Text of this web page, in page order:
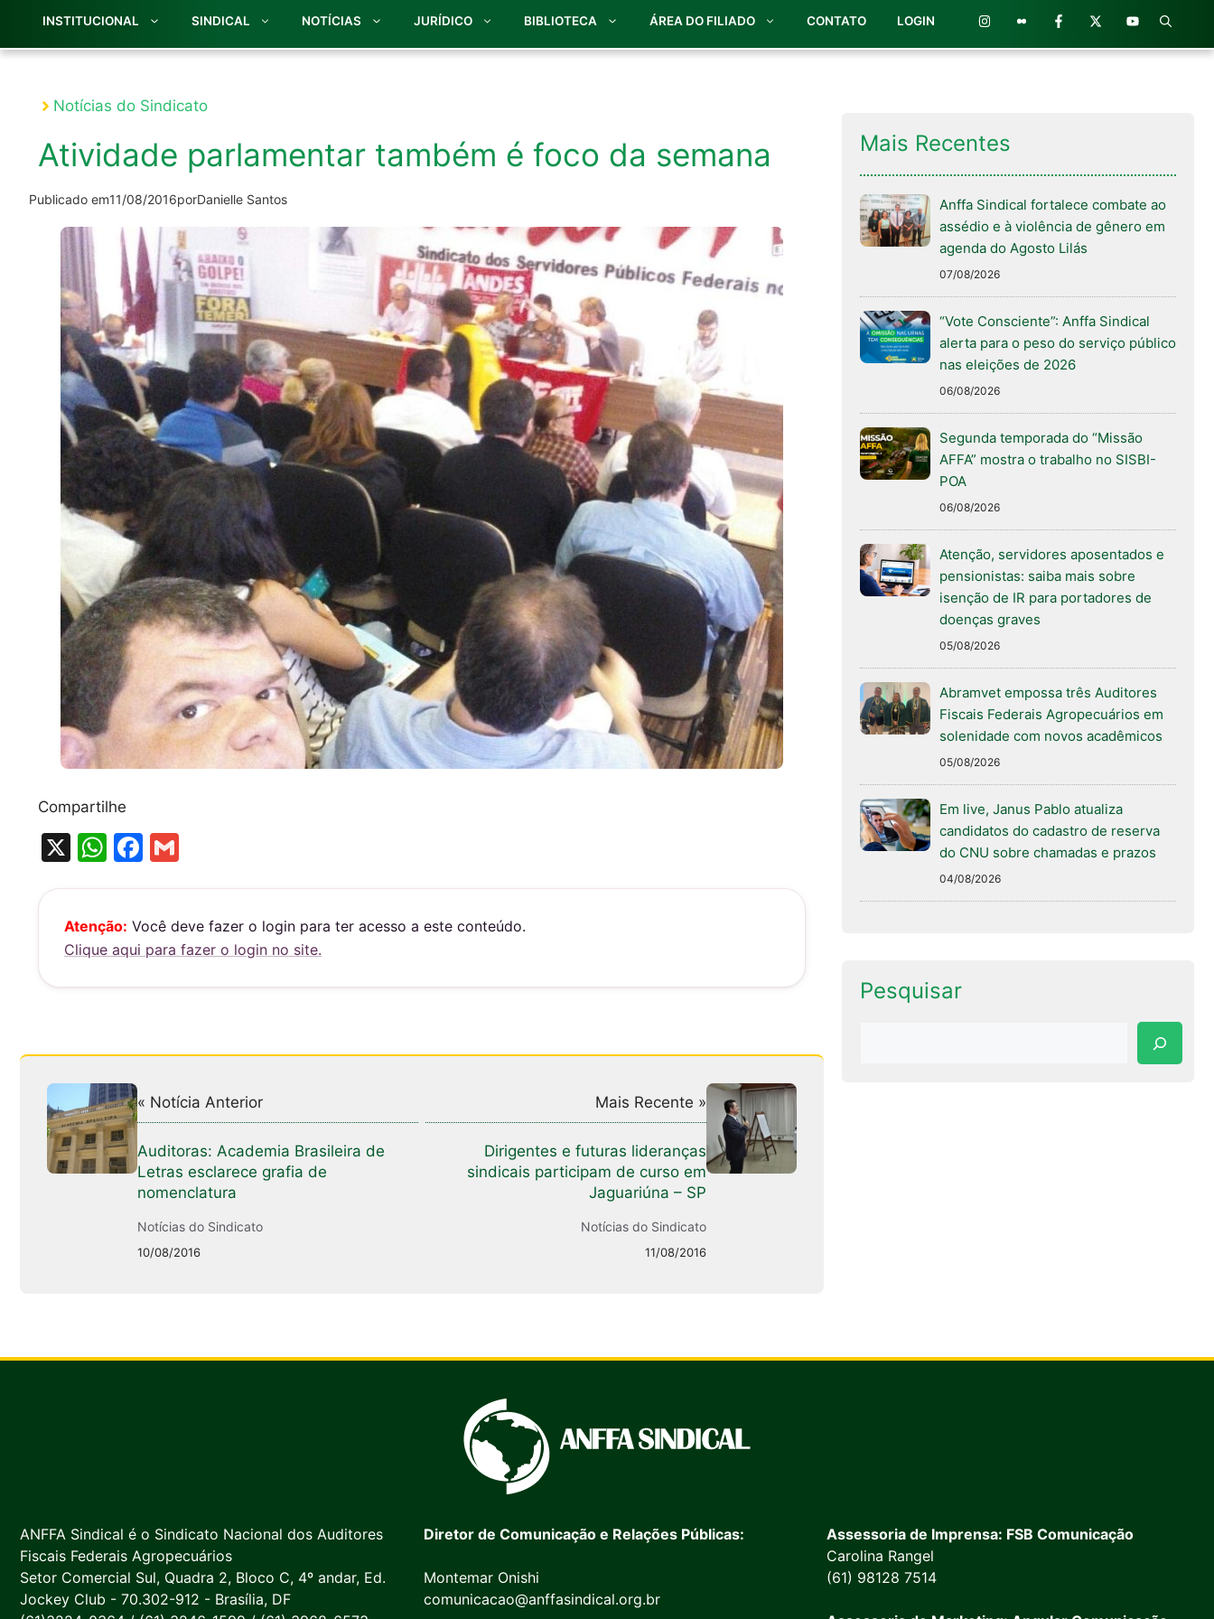
INSTITUCIONAL SINDICAL NOTÍCIAS JURÍDICO BIBLIOTECA ÁREA DO FILIADO CONTATO LOGIN
Notícias do Sindicato
Atividade parlamentar também é foco da semana
Publicado em11/08/2016porDanielle Santos
Compartilhe
X
W
s
A
p
F
e
b
o
k
l
Atenção: Você deve fazer o login para ter acesso a este conteúdo.
Clique aqui para fazer o login no site.
« Notícia Anterior
Auditoras: Academia Brasileira de
Letras esclarece grafia de
nomenclatura
Notícias do Sindicato
10/08/2016
Mais Recente »
Dirigentes e futuras lideranças
sindicais participam de curso em
Jaguariúna – SP
Notícias do Sindicato
11/08/2016
Mais Recentes
Anffa Sindical fortalece combate ao
assédio e à violência de gênero em
agenda do Agosto Lilás
07/08/2026
“Vote Consciente”: Anffa Sindical
alerta para o peso do serviço público
nas eleições de 2026
06/08/2026
Segunda temporada do “Missão
AFFA” mostra o trabalho no SISBI-
POA
06/08/2026
Atenção, servidores aposentados e
pensionistas: saiba mais sobre
isenção de IR para portadores de
doenças graves
05/08/2026
Abramvet empossa três Auditores
Fiscais Federais Agropecuários em
solenidade com novos acadêmicos
05/08/2026
Em live, Janus Pablo atualiza
candidatos do cadastro de reserva
do CNU sobre chamadas e prazos
04/08/2026
Pesquisar
ANFFA Sindical é o Sindicato Nacional dos Auditores
Fiscais Federais Agropecuários
Setor Comercial Sul, Quadra 2, Bloco C, 4º andar, Ed.
Jockey Club - 70.302-912 - Brasília, DF
Diretor de Comunicação e Relações Públicas:
Montemar Onishi
comunicacao@anffasindical.org.br
Assessoria de Imprensa: FSB Comunicação
Carolina Rangel
(61) 98128 7514